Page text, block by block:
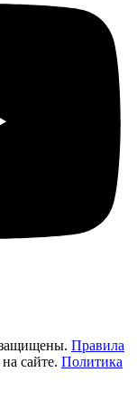
Правила
сайте. Политика